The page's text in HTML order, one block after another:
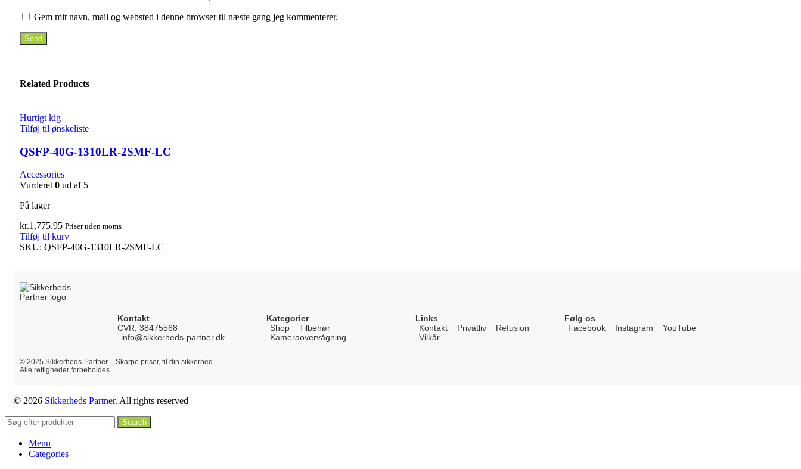
Gem mit navn, mail og websted i denne browser til næste gang jeg kommenterer.
Related Products
Hurtigt kig
Tilføj til ønskeliste
QSFP-40G-1310LR-2SMF-LC
Accessories
Vurderet0 ud af 5
På lager
kr.1,775.95 Priser uden moms
Tilføj til kurv
SKU: QSFP-40G-1310LR-2SMF-LC
Kontakt
CVR: 38475568
info@sikkerheds-partner.dk
Kategorier
Shop
Tilbehør
Kameraovervågning
Links
Kontakt
Privatliv
Refusion
Vilkår
Følg os
Facebook
Instagram YouTube
© 2025 Sikkerheds-Partner – Skarpe priser, til din sikkerhed
Alle rettigheder forbeholdes.
© 2026 Sikkerheds Partner. All rights reserved
Search
Menu
Categories